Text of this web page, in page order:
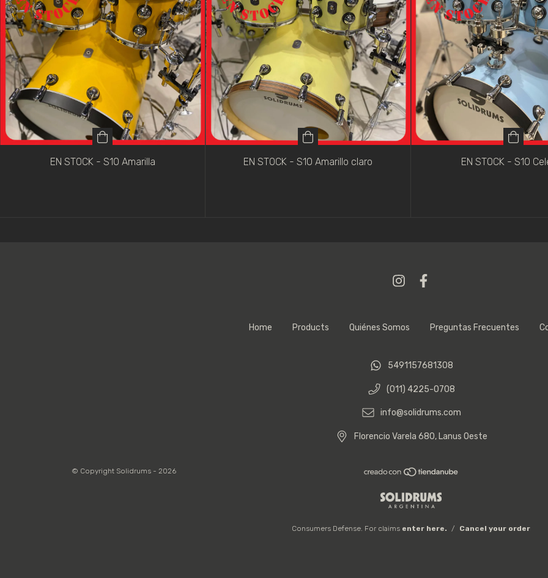
EN STOCK - S10 Amarilla EN STOCK - S10 Amarillo claro EN STOCK - S10
Home Products Quiénes Somos Preguntas Frecuentes
5491157681308
(011) 4225-0708
info@solidrums.com
Florencio Varela 680, Lanus Oeste
© Copyright Solidrums - 2026
Consumers Defense. For claims enter here. / Cancel your order